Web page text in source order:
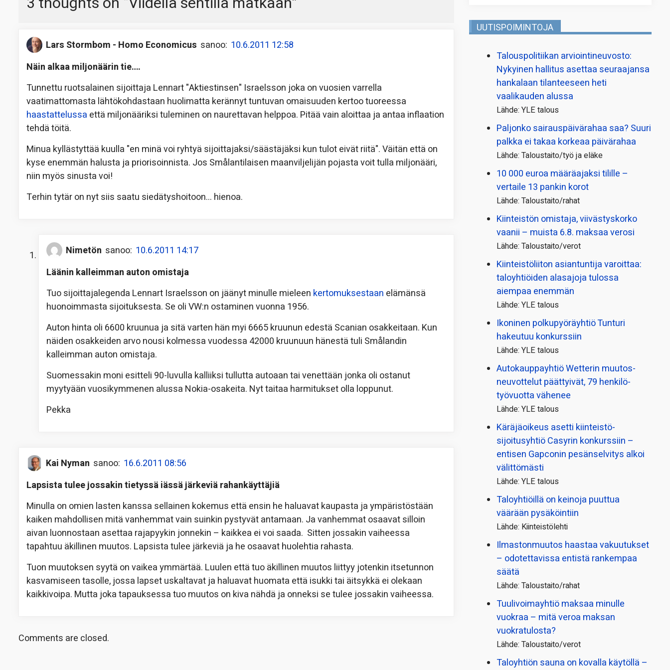
Lars Stormbom - Homo Economicus sanoo: 10.6.2011 12:58
Näin alkaa miljonäärin tie….
Tunnettu ruotsalainen sijoittaja Lennart "Aktiestinsen" Israelsson joka on vuosien varrella
vaatimattomasta lähtökohdastaan huolimatta kerännyt tuntuvan omaisuuden kertoo tuoreessa
haastattelussa että miljonääriksi tuleminen on naurettavan helppoa. Pitää vain aloittaa ja antaa inflaation
tehdä töitä.
Minua kyllästyttää kuulla "en minä voi ryhtyä sijoittajaksi/säästäjäksi kun tulot eivät riitä". Väitän että on
kyse enemmän halusta ja priorisoinnista. Jos Smålantilaisen maanviljelijän pojasta voit tulla miljonääri,
niin myös sinusta voi!
Terhin tytär on nyt siis saatu siedätyshoitoon… hienoa.
Nimetön sanoo: 10.6.2011 14:17
Läänin kalleimman auton omistaja
Tuo sijoittajalegenda Lennart Israelsson on jäänyt minulle mieleen kertomuksestaan elämänsä
huonoimmasta sijoituksesta. Se oli VW:n ostaminen vuonna 1956.
Auton hinta oli 6600 kruunua ja sitä varten hän myi 6665 kruunun edestä Scanian osakkeitaan. Kun
näiden osakkeiden arvo nousi kolmessa vuodessa 42000 kruunuun hänestä tuli Smålandin
kalleimman auton omistaja.
Suomessakin moni esitteli 90-luvulla kalliiksi tullutta autoaan tai venettään jonka oli ostanut
myytyään vuosikymmenen alussa Nokia-osakeita. Nyt taitaa harmitukset olla loppunut.
Pekka
Kai Nyman sanoo: 16.6.2011 08:56
Lapsista tulee jossakin tietyssä iässä järkeviä rahankäyttäjiä
Minulla on omien lasten kanssa sellainen kokemus että ensin he haluavat kaupasta ja ympäristöstään
kaiken mahdollisen mitä vanhemmat vain suinkin pystyvät antamaan. Ja vanhemmat osaavat silloin
aivan luonnostaan asettaa rajapyykin jonnekin – kaikkea ei voi saada. Sitten jossakin vaiheessa
tapahtuu äkillinen muutos. Lapsista tulee järkeviä ja he osaavat huolehtia rahasta.
Tuon muutoksen syytä on vaikea ymmärtää. Luulen että tuo äkillinen muutos liittyy jotenkin itsetunnon
kasvamiseen tasolle, jossa lapset uskaltavat ja haluavat huomata että isukki tai äitsykkä ei olekaan
kaikkivoipa. Mutta joka tapauksessa tuo muutos on kiva nähdä ja onneksi se tulee jossakin vaiheessa.
Comments are closed.
UUTISPOIMINTOJA
Talous­politiikan arviointi­neuvosto:
Nykyinen hallitus asettaa seuraajansa
hankalaan tilanteeseen heti
vaalikauden alussa
Lähde: YLE talous
Paljonko sairauspäivä­rahaa saa? Suuri
palkka ei takaa korkeaa päivärahaa
Lähde: Taloustaito/työ ja eläke
10 000 euroa määräajaksi tilille –
vertaile 13 pankin korot
Lähde: Taloustaito/rahat
Kiinteistön omistaja, viivästyskorko
vaanii – muista 6.8. maksaa verosi
Lähde: Taloustaito/verot
Kiinteistö­liiton asiantuntija varoittaa:
taloyhtiöiden alasajoja tulossa
aiempaa enemmän
Lähde: YLE talous
Ikoninen polkupyörä­yhtiö Tunturi
hakeutuu konkurssiin
Lähde: YLE talous
Autokauppayhtiö Wetterin muutos­
neuvottelut päättyivät, 79 henkilö­
työvuotta vähenee
Lähde: YLE talous
Käräjäoikeus asetti kiinteistö­
sijoitusyhtiö Casyrin konkurssiin –
entisen Gapconin pesänselvitys alkoi
välittömästi
Lähde: YLE talous
Taloyhtiöillä on keinoja puuttua
väärään pysäköintiin
Lähde: Kiinteistölehti
Ilmastonmuutos haastaa vakuutukset
– odotettavissa entistä rankempaa
säätä
Lähde: Taloustaito/rahat
Tuulivoimayhtiö maksaa minulle
vuokraa – mitä veroa maksan
vuokratulosta?
Lähde: Taloustaito/verot
Taloyhtiön sauna on kovalla käytöllä –